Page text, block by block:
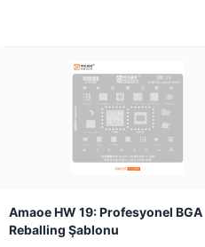
Amaoe HW 19: Profesyonel BGA
Reballing Şablonu